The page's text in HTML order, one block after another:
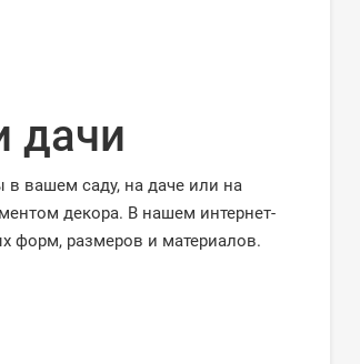
дачи
вашем саду, на даче или на
декора. В нашем интернет-
форм, размеров и материалов.